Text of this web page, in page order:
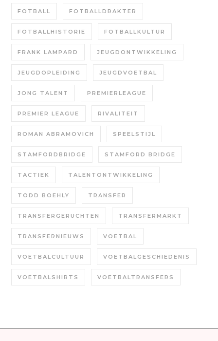
FOTBALL FOTBALLDRAKTER
FOTBALLHISTORIE FOTBALLKULTUR
FRANK LAMPARD JEUGDONTWIKKELING
JEUGDOPLEIDING JEUGDVOETBAL
JONG TALENT PREMIERLEAGUE
PREMIER LEAGUE RIVALITEIT
ROMAN ABRAMOVICH SPEELSTIJL
STAMFORDBRIDGE STAMFORD BRIDGE
TACTIEK TALENTONTWIKKELING
TODD BOEHLY TRANSFER
TRANSFERGERUCHTEN TRANSFERMARKT
TRANSFERNIEUWS VOETBAL
VOETBALCULTUUR VOETBALGESCHIEDENIS
VOETBALSHIRTS VOETBALTRANSFERS